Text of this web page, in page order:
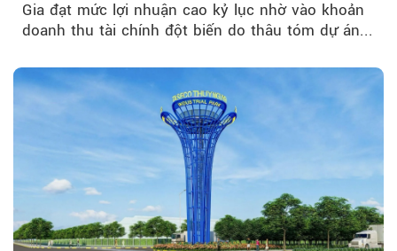
Gia đạt mức lợi nhuận cao kỷ lục nhờ vào khoản
doanh thu tài chính đột biến do thâu tóm dự án...